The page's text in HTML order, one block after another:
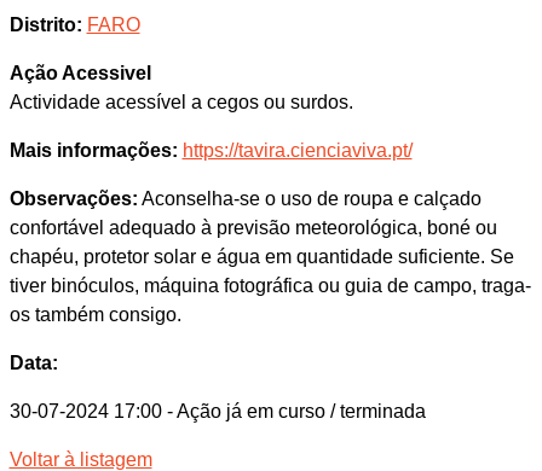
Distrito: FARO
Ação Acessivel
Actividade acessível a cegos ou surdos.
Mais informações: https://tavira.cienciaviva.pt/
Observações: Aconselha-se o uso de roupa e calçado
confortável adequado à previsão meteorológica, boné ou
chapéu, protetor solar e água em quantidade suficiente. Se
tiver binóculos, máquina fotográfica ou guia de campo, traga-
os também consigo.
Data:
30-07-2024 17:00 - Ação já em curso / terminada
Voltar à listagem